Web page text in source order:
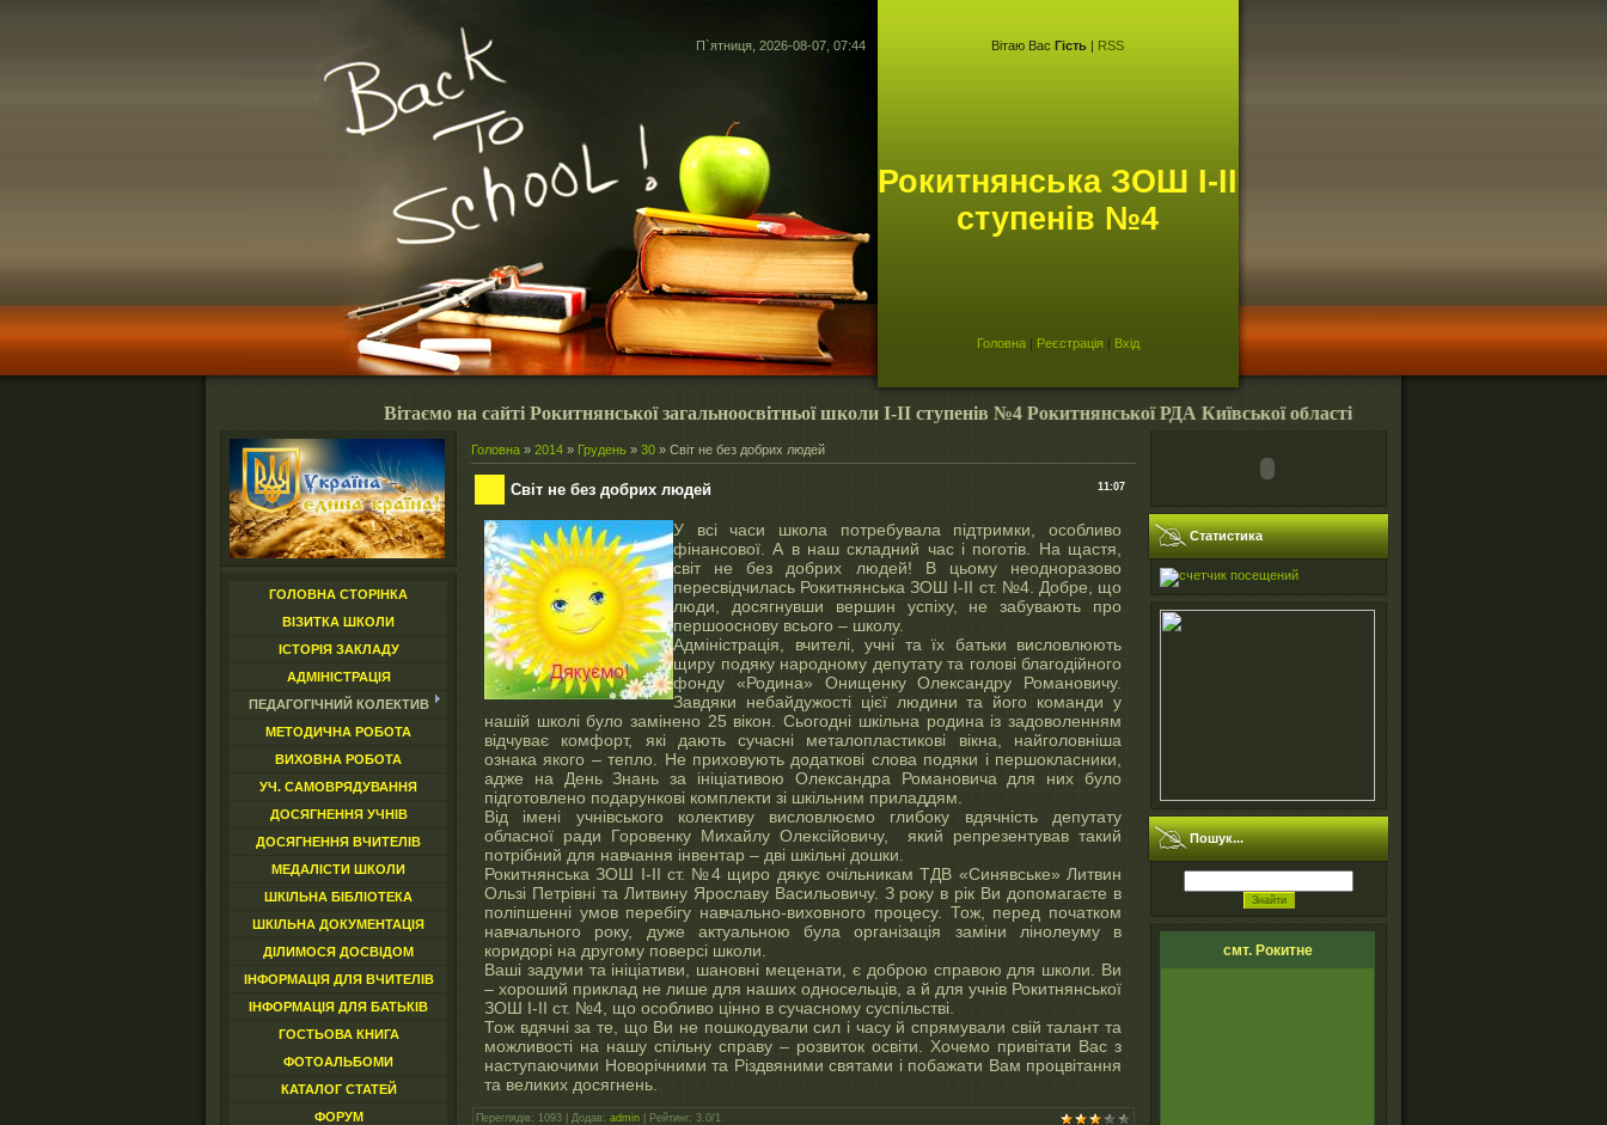
П`ятниця, 2026-08-07, 07:44 Вітаю Вас Гість | RSS
Рокитнянська ЗОШ І-ІІ
ступенів №4
Головна| Реєстрація | Вхід
Вітаємо на сайті Рокитнянської загальноосвітньої школи І-ІІ ступенів №4 Рокитнянської РДА Київської області
ГОЛОВНА СТОРІНКА
ВІЗИТКА ШКОЛИ
ІСТОРІЯ ЗАКЛАДУ
АДМІНІСТРАЦІЯ
ПЕДАГОГІЧНИЙ КОЛЕКТИВ
МЕТОДИЧНА РОБОТА
ВИХОВНА РОБОТА
УЧ. САМОВРЯДУВАННЯ
ДОСЯГНЕННЯ УЧНІВ
ДОСЯГНЕННЯ ВЧИТЕЛІВ
МЕДАЛІСТИ ШКОЛИ
ШКІЛЬНА БІБЛІОТЕКА
ШКІЛЬНА ДОКУМЕНТАЦІЯ
ДІЛИМОСЯ ДОСВІДОМ
ІНФОРМАЦІЯ ДЛЯ ВЧИТЕЛІВ
ІНФОРМАЦІЯ ДЛЯ БАТЬКІВ
ГОСТЬОВА КНИГА
ФОТОАЛЬБОМИ
КАТАЛОГ СТАТЕЙ
ФОРУМ
Головна » 2014 » Грудень » 30 » Світ не без добрих людей
11:07
Світ не без добрих людей
У всі часи школа потребувала підтримки, особливо
фінансової. А в наш складний час і поготів. На щастя,
світ не без добрих людей! В цьому неодноразово
пересвідчилась Рокитнянська ЗОШ І-ІІ ст. №4. Добре, що
люди, досягнувши вершин успіху, не забувають про
першооснову всього – школу.
Адміністрація, вчителі, учні та їх батьки висловлюють
щиру подяку народному депутату та голові благодійного
фонду «Родина» Онищенку Олександру Романовичу.
Завдяки небайдужості цієї людини та його команди у
нашій школі було замінено 25 вікон. Сьогодні шкільна родина із задоволенням
відчуває комфорт, які дають сучасні металопластикові вікна, найголовніша
ознака якого – тепло. Не приховують додаткові слова подяки і першокласники,
адже на День Знань за ініціативою Олександра Романовича для них було
підготовлено подарункові комплекти зі шкільним приладдям.
Від імені учнівського колективу висловлюємо глибоку вдячність депутату
обласної ради Горовенку Михайлу Олексійовичу, який репрезентував такий
потрібний для навчання інвентар – дві шкільні дошки.
Рокитнянська ЗОШ І-ІІ ст. №4 щиро дякує очільникам ТДВ «Синявське» Литвин
Ользі Петрівні та Литвину Ярославу Васильовичу. З року в рік Ви допомагаєте в
поліпшенні умов перебігу навчально-виховного процесу. Тож, перед початком
навчального року, дуже актуальною була організація заміни лінолеуму в
коридорі на другому поверсі школи.
Ваші задуми та ініціативи, шановні меценати, є доброю справою для школи. Ви
– хороший приклад не лише для наших односельців, а й для учнів Рокитнянської
ЗОШ І-ІІ ст. №4, що особливо цінно в сучасному суспільстві.
Тож вдячні за те, що Ви не пошкодували сил і часу й спрямували свій талант та
можливості на нашу спільну справу – розвиток освіти. Хочемо привітати Вас з
наступаючими Новорічними та Різдвяними святами і побажати Вам процвітання
та великих досягнень.
Переглядів: 1093 Додав: admin Рейтинг: 3.0/1
Статистика
Пошук...
смт. Рокитне